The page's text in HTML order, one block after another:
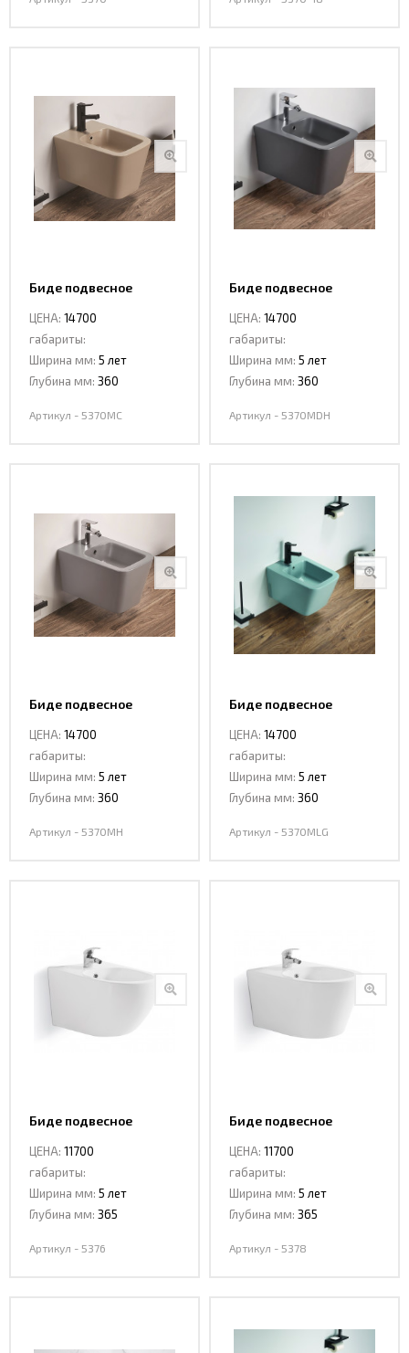
Биде подвесное
ЦЕНА: 14700
габариты:
Ширина мм: 5 лет
Глубина мм: 360
Артикул - 5370MC
Биде подвесное
ЦЕНА: 14700
габариты:
Ширина мм: 5 лет
Глубина мм: 360
Артикул - 5370MDH
Биде подвесное
ЦЕНА: 14700
габариты:
Ширина мм: 5 лет
Глубина мм: 360
Артикул - 5370MH
Биде подвесное
ЦЕНА: 14700
габариты:
Ширина мм: 5 лет
Глубина мм: 360
Артикул - 5370MLG
Биде подвесное
ЦЕНА: 11700
габариты:
Ширина мм: 5 лет
Глубина мм: 365
Артикул - 5376
Биде подвесное
ЦЕНА: 11700
габариты:
Ширина мм: 5 лет
Глубина мм: 365
Артикул - 5378